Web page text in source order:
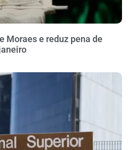
Moraes e reduz pena de